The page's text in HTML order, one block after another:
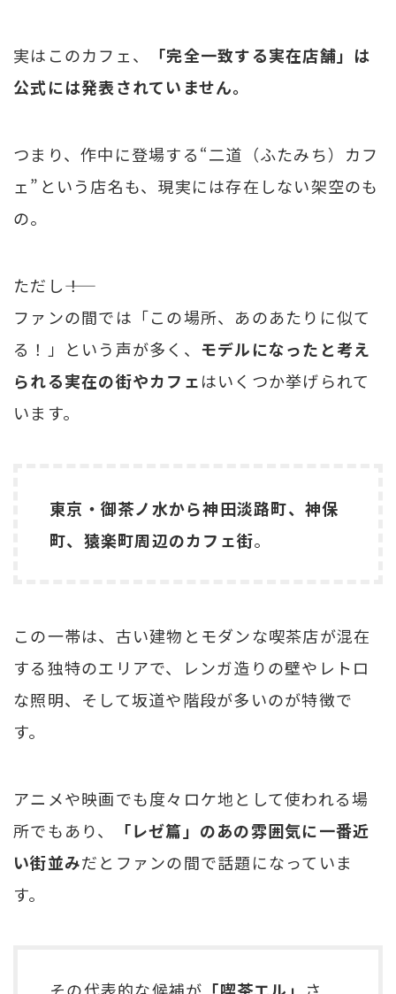
実はこのカフェ、
「完全一致する実在店舗」は
公式には発表されていません。
つまり、作中に登場する“二道（ふたみち）カフ
ェ”という店名も、現実には存在しない架空のも
の。
ただし――！
ファンの間では「この場所、あのあたりに似て
る！」という声が多く、 モデルになったと考え
られる実在の街やカフェはいくつか挙げられて
います。
東京・御茶ノ水から神田淡路町、神保
町、猿楽町周辺のカフェ街。
この一帯は、古い建物とモダンな喫茶店が混在
する独特のエリアで、レンガ造りの壁やレトロ
な照明、そして坂道や階段が多いのが特徴で
す。
アニメや映画でも度々ロケ地として使われる場
所でもあり、
「レゼ篇」のあの雰囲気に一番近
い街並みだとファンの間で話題になっていま
す。
その代表的な候補が 「喫茶エル」 さ